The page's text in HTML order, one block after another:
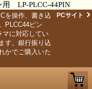
用 LP-PLCC-44PIN
を操作、書き込
PLCC44ピン
マに対応してい
す。銀行振り込
かでご購入いた
PCサイト